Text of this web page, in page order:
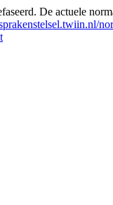
De actuele